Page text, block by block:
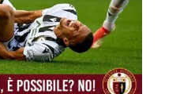
su questa
accompagnata a